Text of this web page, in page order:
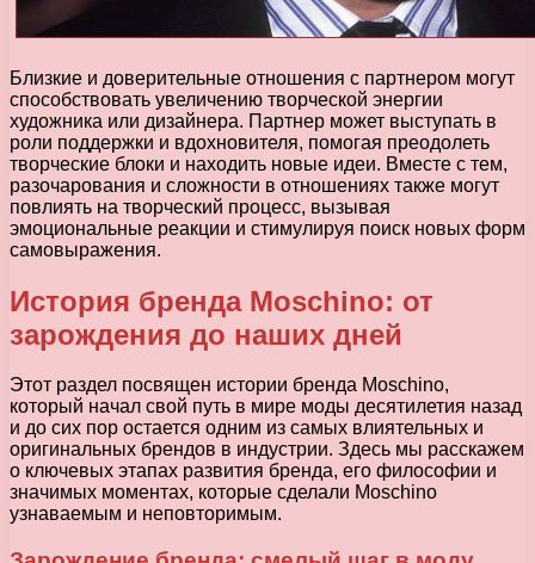
Близкие и доверительные отношения с партнером могут
способствовать увеличению творческой энергии
художника или дизайнера. Партнер может выступать в
роли поддержки и вдохновителя, помогая преодолеть
творческие блоки и находить новые идеи. Вместе с тем,
разочарования и сложности в отношениях также могут
повлиять на творческий процесс, вызывая
эмоциональные реакции и стимулируя поиск новых форм
самовыражения.
История бренда Moschino: от
зарождения до наших дней
Этот раздел посвящен истории бренда Moschino,
который начал свой путь в мире моды десятилетия назад
и до сих пор остается одним из самых влиятельных и
оригинальных брендов в индустрии. Здесь мы расскажем
о ключевых этапах развития бренда, его философии и
значимых моментах, которые сделали Moschino
узнаваемым и неповторимым.